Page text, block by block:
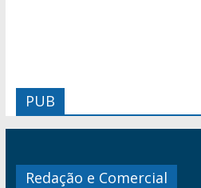
PUB
Redação e Comercial